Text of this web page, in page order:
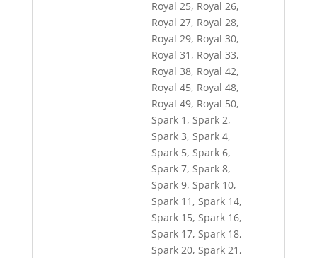
Royal 25, Royal 26,
Royal 27, Royal 28,
Royal 29, Royal 30,
Royal 31, Royal 33,
Royal 38, Royal 42,
Royal 45, Royal 48,
Royal 49, Royal 50,
Spark 1, Spark 2,
Spark 3, Spark 4,
Spark 5, Spark 6,
Spark 7, Spark 8,
Spark 9, Spark 10,
Spark 11, Spark 14,
Spark 15, Spark 16,
Spark 17, Spark 18,
Spark 20, Spark 21,